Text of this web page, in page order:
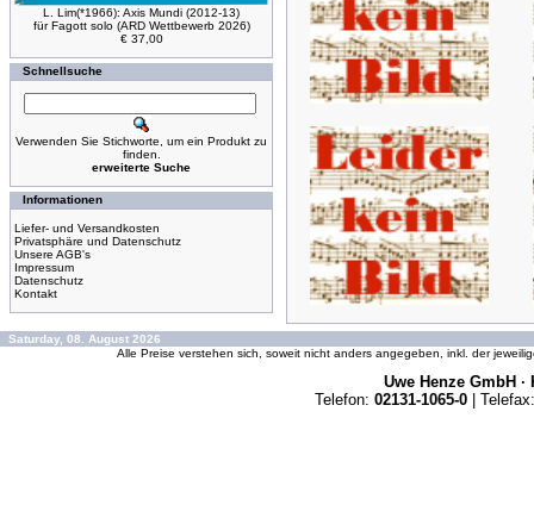
L. Lim(*1966): Axis Mundi (2012-13)
für Fagott solo (ARD Wettbewerb 2026)
€ 37,00
Schnellsuche
Verwenden Sie Stichworte, um ein Produkt zu
finden.
erweiterte Suche
Informationen
Liefer- und Versandkosten
Privatsphäre und Datenschutz
Unsere AGB's
Impressum
Datenschutz
Kontakt
Saturday, 08. August 2026
Alle Preise verstehen sich, soweit nicht anders angegeben, inkl. der
Uwe Henze GmbH ·
Telefon: 02131-1065-0 | Telefax: